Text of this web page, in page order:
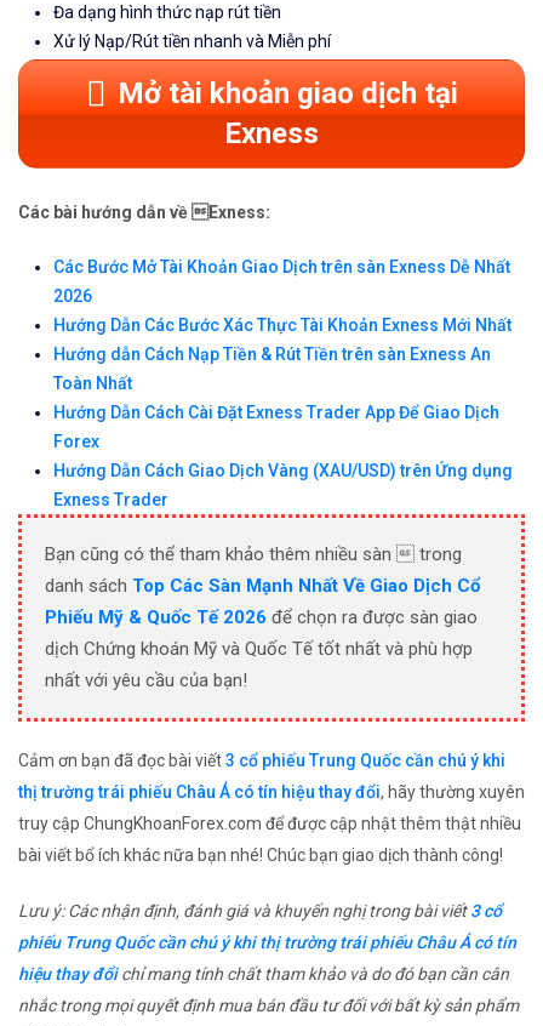
Đa dạng hình thức nạp rút tiền
Xử lý Nạp/Rút tiền nhanh và Miễn phí
Mở tài khoản giao dịch tại
Exness
Các bài hướng dẫn về Exness:
Các Bước Mở Tài Khoản Giao Dịch trên sàn Exness Dễ Nhất
2026
Hướng Dẫn Các Bước Xác Thực Tài Khoản Exness Mới Nhất
Hướng dẫn Cách Nạp Tiền & Rút Tiền trên sàn Exness An
Toàn Nhất
Hướng Dẫn Cách Cài Đặt Exness Trader App Để Giao Dịch
Forex
Hướng Dẫn Cách Giao Dịch Vàng (XAU/USD) trên Ứng dụng
Exness Trader
Bạn cũng có thể tham khảo thêm nhiều sàn  trong
danh sách Top Các Sàn Mạnh Nhất Về Giao Dịch Cổ
Phiếu Mỹ & Quốc Tế 2026 để chọn ra được sàn giao
dịch Chứng khoán Mỹ và Quốc Tế tốt nhất và phù hợp
nhất với yêu cầu của bạn!
Cảm ơn bạn đã đọc bài viết3 cổ phiếu Trung Quốc cần chú ý khi
thị trường trái phiếu Châu Á có tín hiệu thay đổi, hãy thường xuyên
truy cập ChungKhoanForex.com để được cập nhật thêm thật nhiều
bài viết bổ ích khác nữa bạn nhé! Chúc bạn giao dịch thành công!
Lưu ý: Các nhận định, đánh giá và khuyến nghị trong bài viết3 cổ
phiếu Trung Quốc cần chú ý khi thị trường trái phiếu Châu Á có tín
hiệu thay đổichỉ mang tính chất tham khảo và do đó bạn cần cân
nhắc trong mọi quyết định mua bán đầu tư đối với bất kỳ sản phẩm